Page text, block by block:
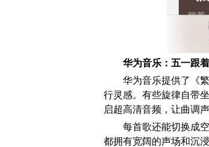
华为音乐：五一跟
华为音乐提供了《
行灵感。有些旋律自带
启超高清音频，让曲调
每首歌还能切换成
都拥有宽阔的声场和沉